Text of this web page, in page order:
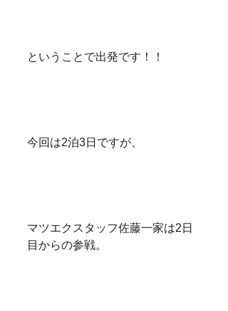
ということで出発です！！
今回は2泊3日ですが、
マツエクスタッフ佐藤一家は2日
目からの参戦。